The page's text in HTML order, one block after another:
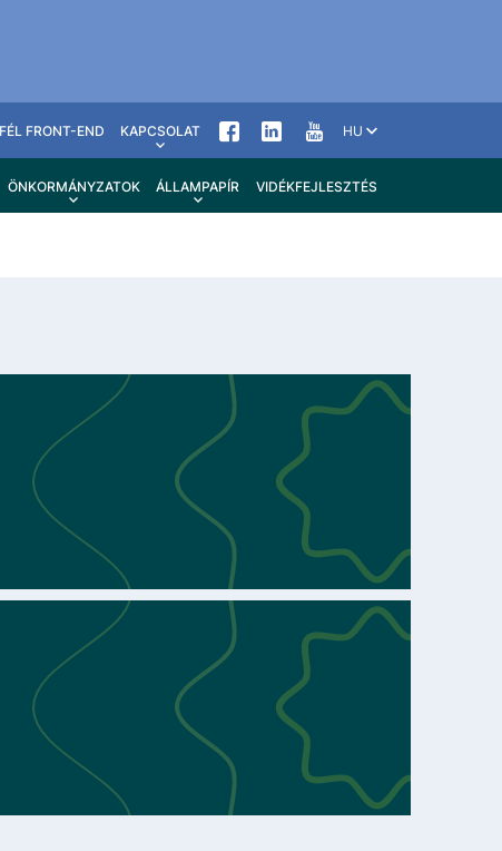
FRONT-END KAPCSOLAT HU
ÖNKORMÁNYZATOK ÁLLAMPAPÍR VIDÉKFEJLESZTÉS